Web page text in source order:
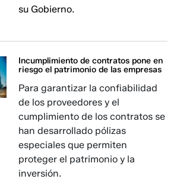
su Gobierno.
Incumplimiento de contratos pone en
riesgo el patrimonio de las empresas
Para garantizar la confiabilidad
de los proveedores y el
cumplimiento de los contratos se
han desarrollado pólizas
especiales que permiten
proteger el patrimonio y la
inversión.